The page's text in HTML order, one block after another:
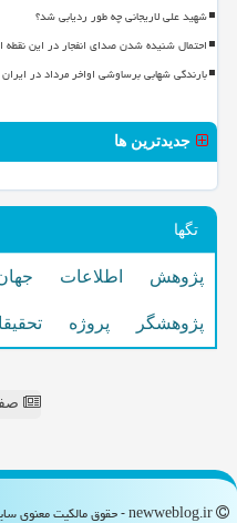
شهید علی لاریجانی چه طور ردیابی شد؟
احتمال شنیده شدن صدای انفجار در این نقطه
بارندگی شهابی برساوشی اواخر مرداد در ایران
جدیدترین ها
تگها
پژوهش اطلاعات
پژوهشگر پروژه